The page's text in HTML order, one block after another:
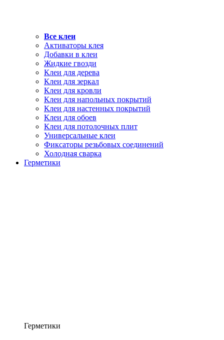
Все клеи
Активаторы клея
Добавки в клеи
Жидкие гвозди
Клеи для дерева
Клеи для зеркал
Клеи для кровли
Клеи для напольных покрытий
Клеи для настенных покрытий
Клеи для обоев
Клеи для потолочных плит
Универсальные клеи
Фиксаторы резьбовых соединений
Холодная сварка
Герметики
Герметики